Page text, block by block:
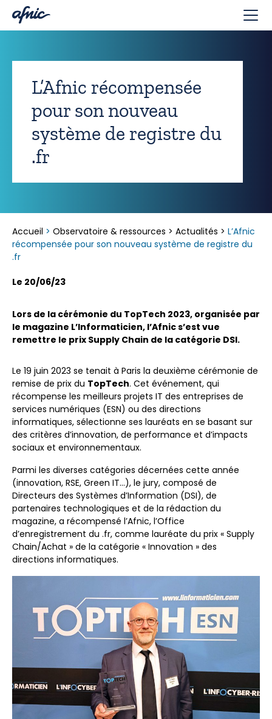
L’Afnic récompensée
pour son nouveau
système de registre du
.fr
Accueil > Observatoire & ressources > Actualités > L’Afnic
récompensée pour son nouveau système de registre du
.fr
Le 20/06/23
Lors de la cérémonie du TopTech 2023, organisée par
le magazine L’Informaticien, l’Afnic s’est vue
remettre le prix Supply Chain de la catégorie DSI.
Le 19 juin 2023 se tenait à Paris la deuxième cérémonie de
remise de prix du TopTech. Cet événement, qui
récompense les meilleurs projets IT des entreprises de
services numériques (ESN) ou des directions
informatiques, sélectionne ses lauréats en se basant sur
des critères d’innovation, de performance et d’impacts
sociaux et environnementaux.
Parmi les diverses catégories décernées cette année
(innovation, RSE, Green IT…), le jury, composé de
Directeurs des Systèmes d’Information (DSI), de
partenaires technologiques et de la rédaction du
magazine, a récompensé l’Afnic, l’Office
d’enregistrement du .fr, comme lauréate du prix « Supply
Chain/Achat » de la catégorie « Innovation » des
directions informatiques.
Panneau de gestion des cookies